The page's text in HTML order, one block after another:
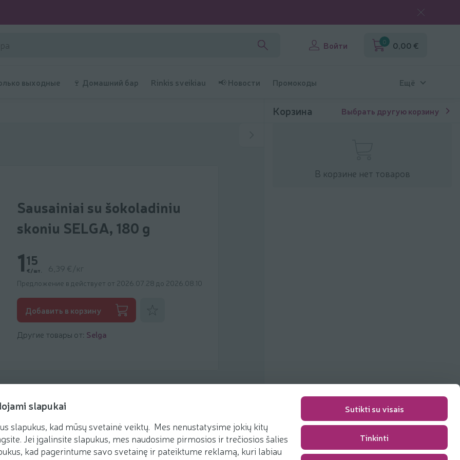
slapukai
slapukus, kad mūsų svetainė veiktų. Mes nenustatysime jokių kitų
Jei įgalinsite slapukus, mes naudosime pirmosios ir trečiosios šalies
kad pagerintume savo svetainę ir pateiktume reklamą, kuri labiau
Sutikti su visais
Tinkinti
Войти 0 0,00 €
выходные 🍷 Домашний бар Rinkis sveikiau 📢 Новости Промокоды Ещё
Sausainiai su šokoladiniu
skoniu SELGA, 180 g
115
€/шт. 6,39 €/кг
Предложение в действует от 2026.07.28 до 2026.08.10
Добавить в корзину
Другие товары от: Selga
Рецепты
Корзина Выбрать другую корзину
В корзине нет товаров
Упаковка 0,00 €
Сумма 0,00 €